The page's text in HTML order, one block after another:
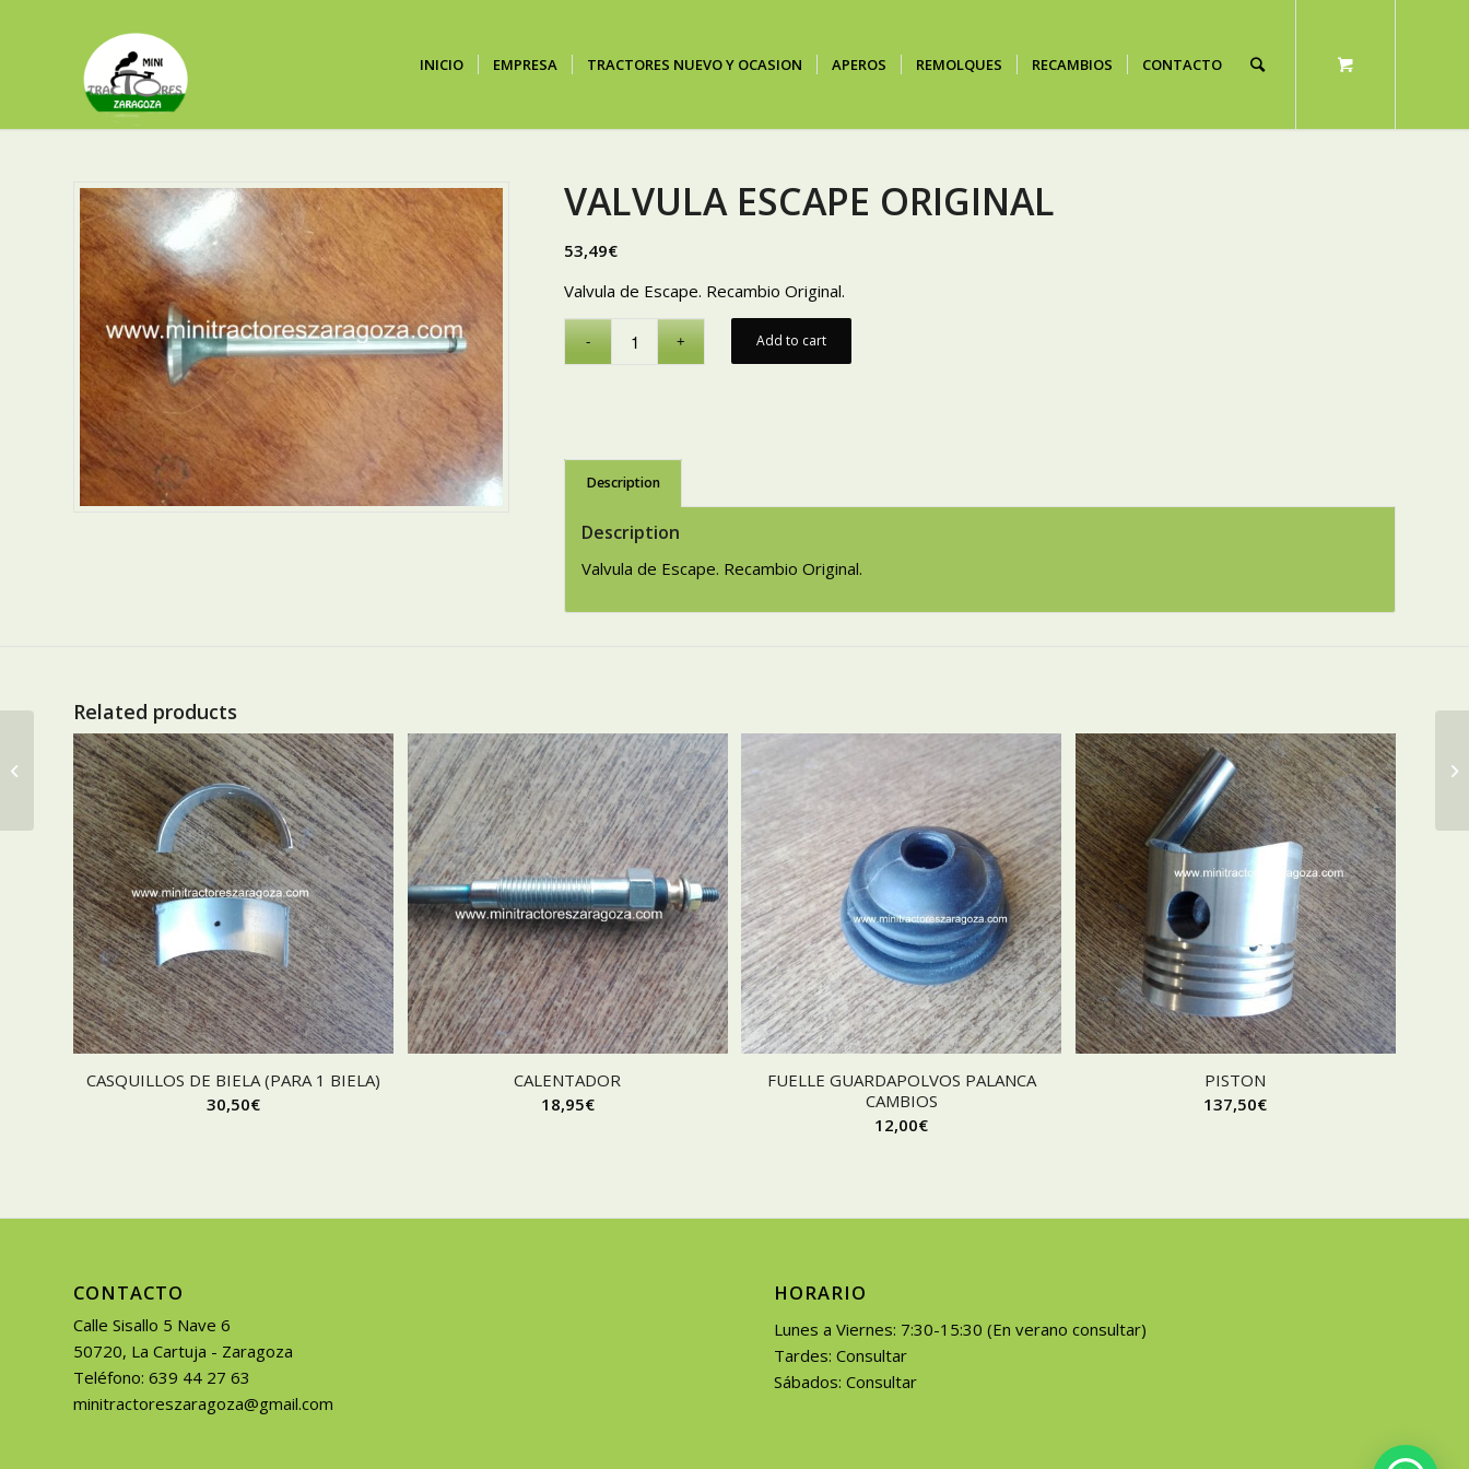
INICIO EMPRESA TRACTORES NUEVO Y OCASION APEROS REMOLQUES RECAMBIOS CONTACTO
VALVULA ESCAPE ORIGINAL
53,49€
Valvula de Escape. Recambio Original.
Add to cart
Description
Description
Valvula de Escape. Recambio Original.
Related products
CASQUILLOS DE BIELA (PARA 1 BIELA)
30,50€
CALENTADOR
18,95€
FUELLE GUARDAPOLVOS PALANCA
CAMBIOS
12,00€
PISTON
137,50€
CONTACTO
Calle Sisallo 5 Nave 6
50720, La Cartuja - Zaragoza
Teléfono: 639 44 27 63
minitractoreszaragoza@gmail.com
HORARIO
Lunes a Viernes: 7:30-15:30 (En verano consultar)
Tardes: Consultar
Sábados: Consultar
VALVULA ADMISION
ORIGINAL